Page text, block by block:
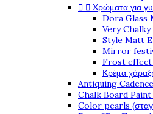
  Χρώματα για
Dora Glass
Very
Style Matt
Mirror
Frost effect
Κρέμα
Antiquing
Chalk Board Paint
Color pearls